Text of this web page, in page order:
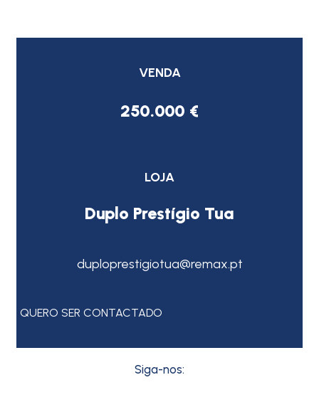
VENDA
250.000 €
LOJA
Duplo Prestígio Tua
duploprestigiotua@remax.pt
QUERO SER CONTACTADO
Siga-nos: